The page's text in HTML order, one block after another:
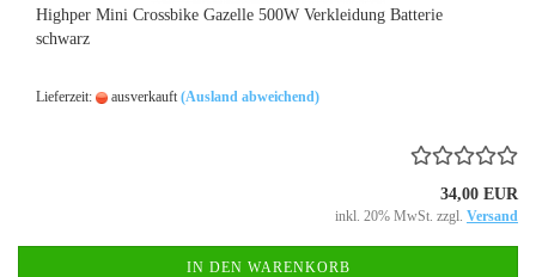
Highper Mini Crossbike Gazelle 500W Verkleidung Batterie
schwarz
Lieferzeit: ausverkauft (Ausland abweichend)
34,00 EUR
inkl. 20% MwSt. zzgl. Versand
IN DEN WARENKORB